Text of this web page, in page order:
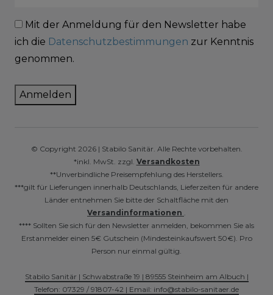
Mit der Anmeldung für den Newsletter habe
ich die Datenschutzbestimmungen zur Kenntnis
genommen.
Anmelden
© Copyright 2026 | Stabilo Sanitär. Alle Rechte vorbehalten.
*inkl. MwSt. zzgl. Versandkosten
**Unverbindliche Preisempfehlung des Herstellers.
***gilt für Lieferungen innerhalb Deutschlands, Lieferzeiten für andere
Länder entnehmen Sie bitte der Schaltfläche mit den
Versandinformationen
**** Sollten Sie sich für den Newsletter anmelden, bekommen Sie als
Erstanmelder einen 5€ Gutschein (Mindesteinkaufswert 50€). Pro
Person nur einmal gültig.
Stabilo Sanitär | Schwabstraße 19 | 89555 Steinheim am Albuch |
Telefon: 07329 / 91807-42 | Email: info@stabilo-sanitaer.de